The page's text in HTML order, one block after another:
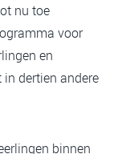
nu toe
voor
en
dertien andere
binnen